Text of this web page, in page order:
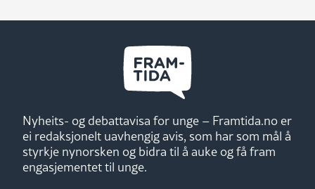
Nyheits- og debattavisa for unge – Framtida.no er
ei redaksjonelt uavhengig avis, som har som mål å
styrkje nynorsken og bidra til å auke og få fram
engasjementet til unge.